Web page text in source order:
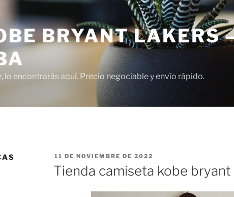
BRYANT LAKERS
lo encontrarás aquí. Precio negociable y envío rápido.
PUBLICADO
EL
11 DE NOVIEMBRE DE 2022
Tienda camiseta kobe